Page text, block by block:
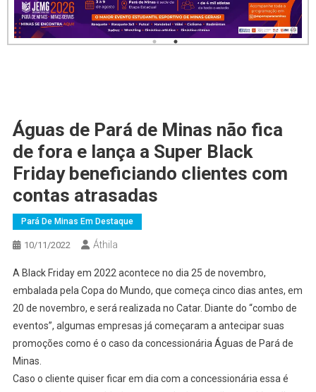
Águas de Pará de Minas não fica
de fora e lança a Super Black
Friday beneficiando clientes com
contas atrasadas
Pará De Minas Em Destaque
10/11/2022 Áthila
A Black Friday em 2022 acontece no dia 25 de novembro,
embalada pela Copa do Mundo, que começa cinco dias antes, em
20 de novembro, e será realizada no Catar. Diante do “combo de
eventos”, algumas empresas já começaram a antecipar suas
promoções como é o caso da concessionária Águas de Pará de
Minas.
Caso o cliente quiser ficar em dia com a concessionária essa é